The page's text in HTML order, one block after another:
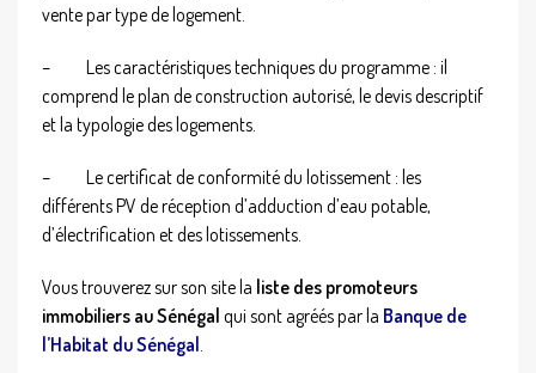
vente par type de logement.
–
Les caractéristiques techniques du programme : il
comprend le plan de construction autorisé, le devis descriptif
et la typologie des logements.
–
Le certificat de conformité du lotissement : les
différents PV de réception d’adduction d’eau potable,
d’électrification et des lotissements.
Vous trouverez sur son site la liste des promoteurs
immobiliers au Sénégal qui sont agréés par la Banque de
l’Habitat du Sénégal.